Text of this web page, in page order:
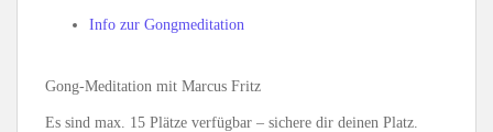
Info zur Gongmeditation
Gong-Meditation mit Marcus Fritz
Es sind max. 15 Plätze verfügbar – sichere dir deinen Platz.